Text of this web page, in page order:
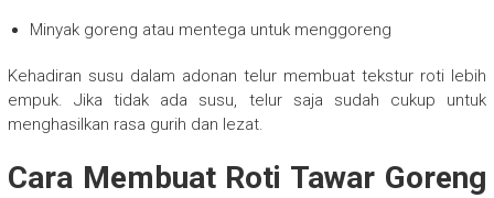
Minyak goreng atau mentega untuk menggoreng
Kehadiran susu dalam adonan telur membuat tekstur roti lebih
empuk. Jika tidak ada susu, telur saja sudah cukup untuk
menghasilkan rasa gurih dan lezat.
Cara Membuat Roti Tawar Goreng